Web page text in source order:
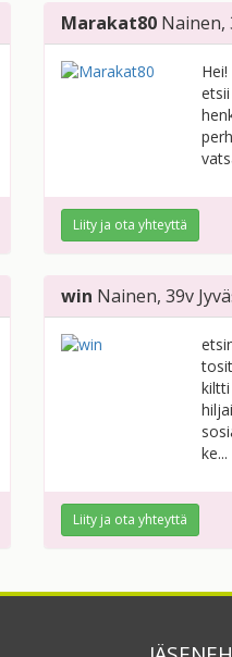
Marakat80 Nainen,
Liity ja ota yhteyttä
win Nainen, 39v
kiltti
ke...
Liity ja ota yhteyttä